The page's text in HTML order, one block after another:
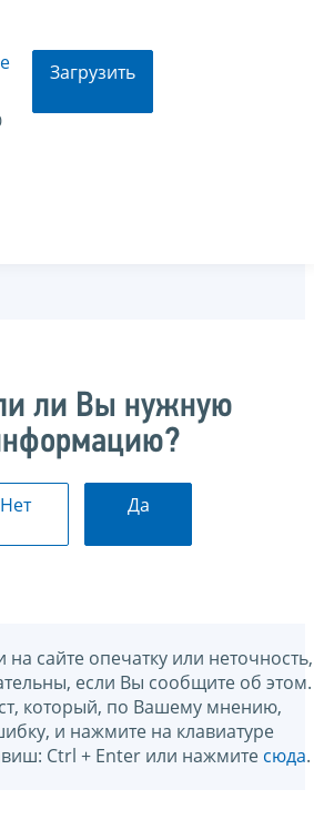
Загрузить
ли Вы нужную
Нет Да
сайте опечатку или неточность,
если Вы сообщите об этом.
который, по Вашему мнению,
и нажмите на клавиатуре
Ctrl + Enter или нажмите сюда.